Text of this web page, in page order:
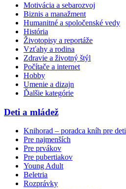
Motivácia a sebarozvoj
Biznis a manažment
Humanitné a spoločenské vedy
História
Životopisy a reportáže
Vzťahy a rodina
Zdravie a životný štýl
Počítače a internet
Hobby
Umenie a dizajn
Ďalšie kategórie
Deti a mládež
Knihorad – poradca kníh pre deti
Pre najmenších
Pre prvákov
Pre pubertiakov
Young Adult
Beletria
Rozprávky